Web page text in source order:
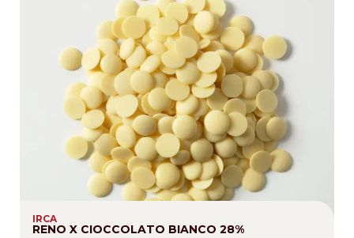
IRCA
RENO X CIOCCOLATO BIANCO 28%